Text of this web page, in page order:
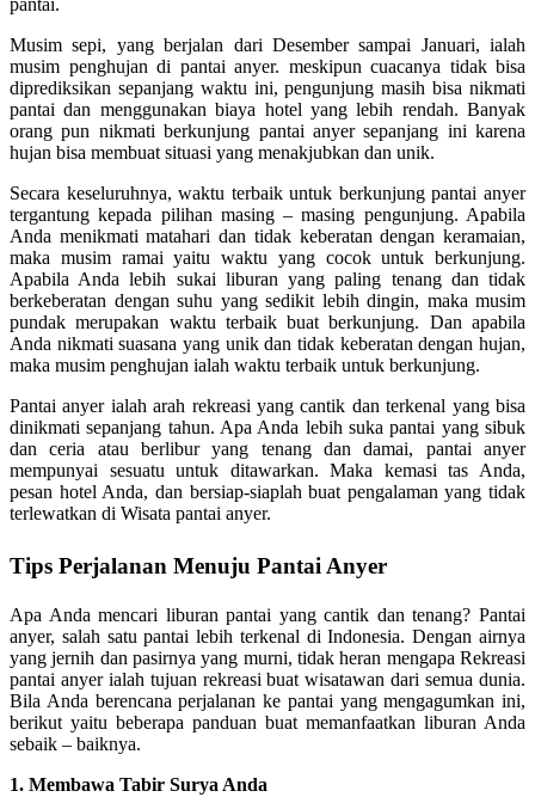
pantai.
Musim sepi, yang berjalan dari Desember sampai Januari, ialah
musim penghujan di pantai anyer. meskipun cuacanya tidak bisa
diprediksikan sepanjang waktu ini, pengunjung masih bisa nikmati
pantai dan menggunakan biaya hotel yang lebih rendah. Banyak
orang pun nikmati berkunjung pantai anyer sepanjang ini karena
hujan bisa membuat situasi yang menakjubkan dan unik.
Secara keseluruhnya, waktu terbaik untuk berkunjung pantai anyer
tergantung kepada pilihan masing – masing pengunjung. Apabila
Anda menikmati matahari dan tidak keberatan dengan keramaian,
maka musim ramai yaitu waktu yang cocok untuk berkunjung.
Apabila Anda lebih sukai liburan yang paling tenang dan tidak
berkeberatan dengan suhu yang sedikit lebih dingin, maka musim
pundak merupakan waktu terbaik buat berkunjung. Dan apabila
Anda nikmati suasana yang unik dan tidak keberatan dengan hujan,
maka musim penghujan ialah waktu terbaik untuk berkunjung.
Pantai anyer ialah arah rekreasi yang cantik dan terkenal yang bisa
dinikmati sepanjang tahun. Apa Anda lebih suka pantai yang sibuk
dan ceria atau berlibur yang tenang dan damai, pantai anyer
mempunyai sesuatu untuk ditawarkan. Maka kemasi tas Anda,
pesan hotel Anda, dan bersiap-siaplah buat pengalaman yang tidak
terlewatkan di Wisata pantai anyer.
Tips Perjalanan Menuju Pantai Anyer
Apa Anda mencari liburan pantai yang cantik dan tenang? Pantai
anyer, salah satu pantai lebih terkenal di Indonesia. Dengan airnya
yang jernih dan pasirnya yang murni, tidak heran mengapa Rekreasi
pantai anyer ialah tujuan rekreasi buat wisatawan dari semua dunia.
Bila Anda berencana perjalanan ke pantai yang mengagumkan ini,
berikut yaitu beberapa panduan buat memanfaatkan liburan Anda
sebaik – baiknya.
1. Membawa Tabir Surya Anda